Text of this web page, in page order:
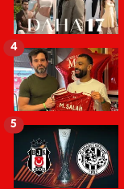
4
5